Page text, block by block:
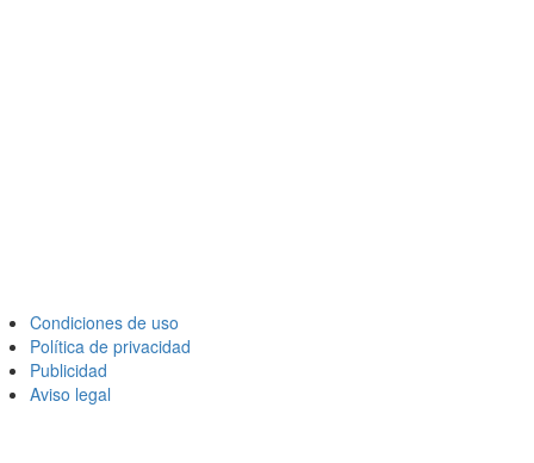
Condiciones de uso
Política de privacidad
Publicidad
Aviso legal